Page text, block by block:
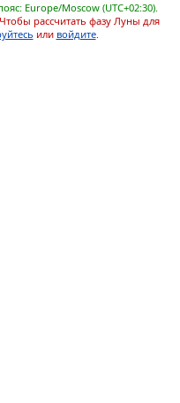
Europe/Moscow (UTC+02:30).
Чтобы рассчитать фазу Луны для
или войдите.